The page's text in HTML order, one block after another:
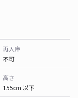
再入庫
不可
高さ
155cm 以下